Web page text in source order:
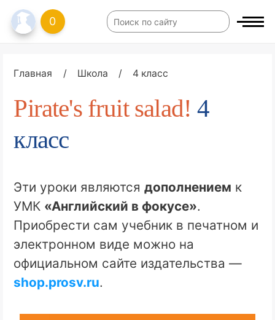
0
Главная / Школа / 4 класс
Pirate's fruit salad! 4
класс
Эти уроки являютсядополнением к
УМК «Английский в фокусе».
Приобрести сам учебник в печатном и
электронном виде можно на
официальном сайте издательства —
shop.prosv.ru.